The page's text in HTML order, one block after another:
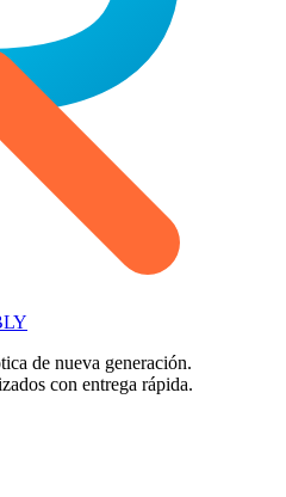
de nueva generación.
con entrega rápida.